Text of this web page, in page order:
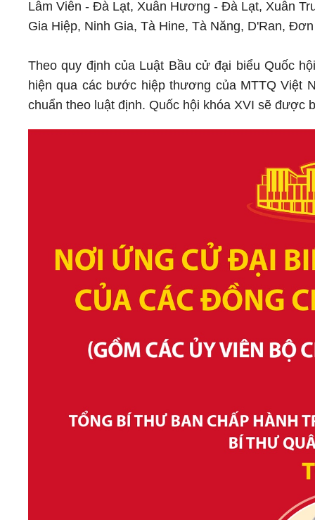
Lâm Viên - Đà Lạt, Xuân Hương - Đà Lạt, Xuân
Gia Hiệp, Ninh Gia, Tà Hine, Tà Năng, D'Ran,
Theo quy định của Luật Bầu cử đại biểu Quốc
hiện qua các bước hiệp thương của MTTQ Việt
chuẩn theo luật định. Quốc hội khóa XVI sẽ được